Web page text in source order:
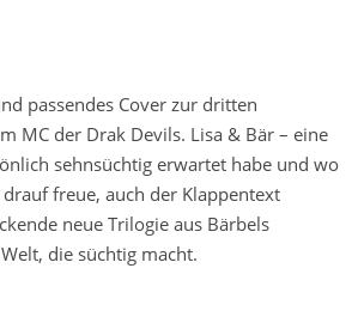
passendes Cover zur dritten
MC der Drak Devils. Lisa & Bär – eine
sehnsüchtig erwartet habe und wo
freue, auch der Klappentext
neue Trilogie aus Bärbels
die süchtig macht.